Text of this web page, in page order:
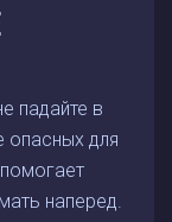
падайте в
опасных для
наперед.